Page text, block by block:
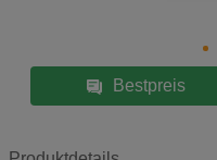
Bestpreis